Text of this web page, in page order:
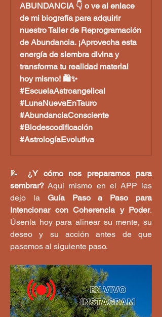
ABUNDANCIA 👇 o ve al enlace
de mi biografía para adquirir
nuestro Taller de Reprogramación
de Abundancia. ¡Aprovecha esta
energía de siembra divina y
transforma tu realidad material
hoy mismo! 🛍️✨
#EscuelaAstroangelical
#LunaNuevaEnTauro
#AbundanciaConsciente
#Biodescodificación
#AstrologíaEvolutiva
📝 ¿Y cómo nos preparamos para
sembrar? Aquí mismo en el APP les
dejo la Guía Paso a Paso para
Intencionar con Coherencia y Poder.
Úsenla hoy para alinear su mente, su
deseo y su acción antes de que
pasemos al siguiente paso.